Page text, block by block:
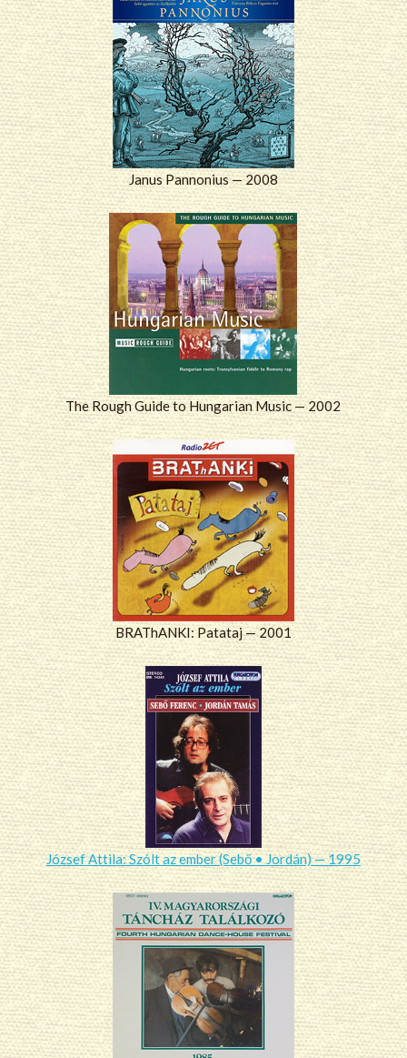
Janus Pannonius — 2008
The Rough Guide to Hungarian Music — 2002
BRAThANKI: Patataj — 2001
József Attila: Szólt az ember (Sebő • Jordán) — 1995